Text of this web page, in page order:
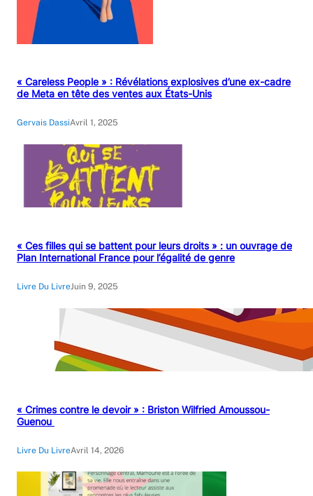
« Careless People » : Révélations explosives d’une ex-cadre
de Meta en tête des ventes aux États-Unis
Gervais DassiAvril 1, 2025
« Ces filles qui se battent pour leurs droits » : un ouvrage de
Plan International France pour l’égalité de genre
Livre Du LivreJuin 9, 2025
« Crimes contre le devoir » : Briston Wilfried Amoussou-
Guenou
Livre Du LivreAvril 14, 2026